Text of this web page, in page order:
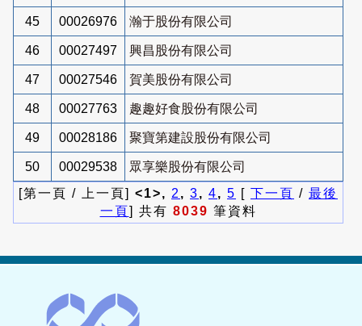
45 00026976 瀚于股份有限公司
46 00027497 興昌股份有限公司
47 00027546 賀美股份有限公司
48 00027763 趣趣好食股份有限公司
49 00028186 聚寶第建設股份有限公司
50 00029538
眾享樂股份有限公司
[第一頁 / 上一頁] <1>, 2 , 3, 4, 5 [ 下一頁 / 最後
一頁] 共有 8039 筆資料